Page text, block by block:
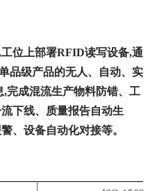
位上部署RFID读写设备,通
品级产品的无人、自动、实
,完成混流生产物料防错、工
下线、质量报告自动生
、设备自动化对接等。